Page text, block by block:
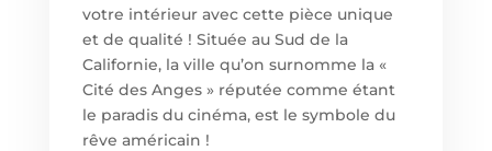
votre intérieur avec cette pièce unique
et de qualité ! Située au Sud de la
Californie, la ville qu’on surnomme la «
Cité des Anges » réputée comme étant
le paradis du cinéma, est le symbole du
rêve américain !